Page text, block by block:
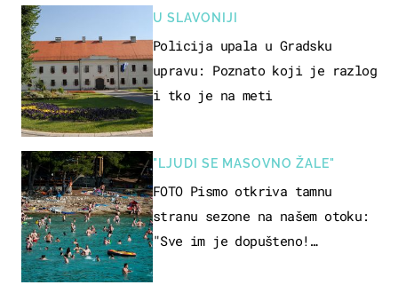
U SLAVONIJI
Policija upala u Gradsku
upravu: Poznato koji je razlog
i tko je na meti
"LJUDI SE MASOVNO ŽALE"
FOTO Pismo otkriva tamnu
stranu sezone na našem otoku:
"Sve im je dopušteno!